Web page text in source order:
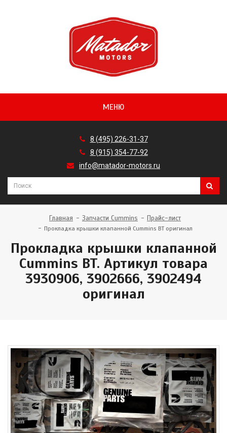
МЕНЮ
8 (495) 226-31-37
8 (915) 354-77-92
info@matador-motors.ru
Главная Запчасти Cummins Прайс-лист
Прокладка крышки клапанной Cummins BT оригинал
Прокладка крышки клапанной
Cummins BT. Артикул товара
3930906, 3902666, 3902494
оригинал